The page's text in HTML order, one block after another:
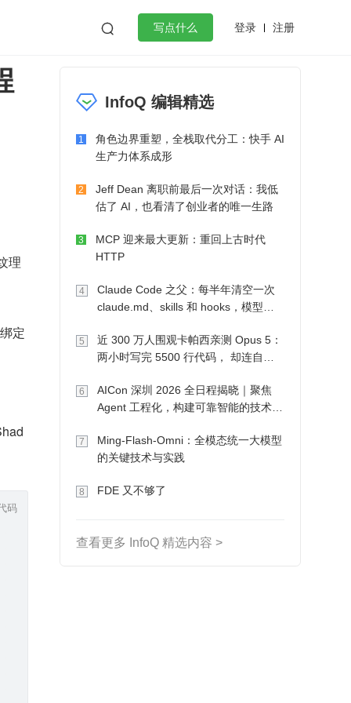
 写点什么 登录 注册
作
微服务架构 flutter
理
定
码
InfoQ 编辑精选
1
角色边界重塑，全栈取代分工：快手 AI
生产力体系成形
2
Jeff Dean 离职前最后一次对话：我低
估了 AI，也看清了创业者的唯一生路
3
MCP 迎来最大更新：重回上古时代
HTTP
4
Claude Code 之父：每半年清空一次
claude.md、skills 和 hooks，模型自
5
近 300 万人围观卡帕西亲测 Opus 5：
两小时写完 5500 行代码， 却连自己
6
AICon 深圳 2026 全日程揭晓｜聚焦
Agent 工程化，构建可靠智能的技术路
7
Ming-Flash-Omni：全模态统一大模型
的关键技术与实践
8 FDE 又不够了
查看更多 InfoQ 精选内容 >